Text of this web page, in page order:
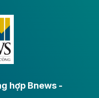
kỳ vọng sẽ tạo động
vực phía Nam đồng
hợp Bnews -